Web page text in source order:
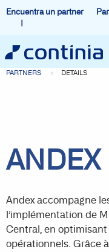
Encuentra un partner
PARTNERS DETAILS
ANDEX
Andex accompagne
l’implémentation de
Central, en
opérationnels. Grâce